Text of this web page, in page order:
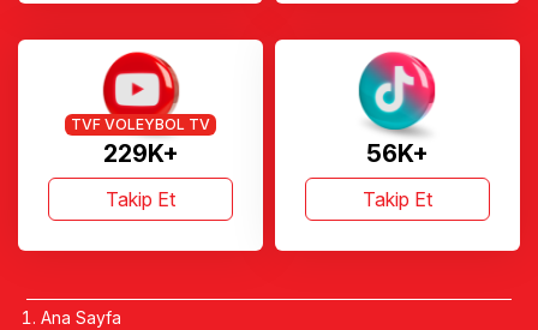
229K+
TVF VOLEYBOL TV
Takip Et
56K+
Takip Et
Ana Sayfa